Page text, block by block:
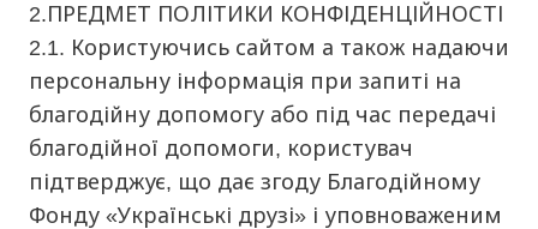
2.ПРЕДМЕТ ПОЛІТИКИ КОНФІДЕНЦІЙНОСТІ
2.1. Користуючись сайтом а також надаючи
персональну інформація при запиті на
благодійну допомогу або під час передачі
благодійної допомоги, користувач
підтверджує, що дає згоду Благодійному
Фонду «Українські друзі» і уповноваженим